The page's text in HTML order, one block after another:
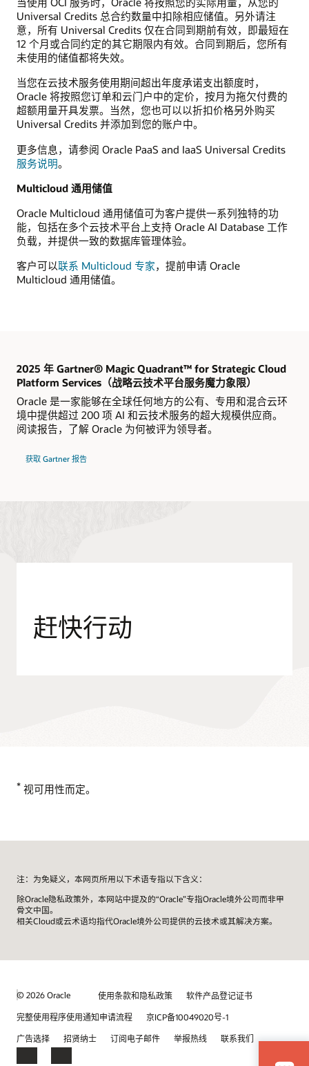
Universal Credits 总合约数量中扣除相应储值。另外请注
意，所有 Universal Credits 仅在合同到期前有效，即最短在
12 个月或合同约定的其它期限内有效。合同到期后，您所有
未使用的储值都将失效。
当您在云技术服务使用期间超出年度承诺支出额度时，
Oracle 将按照您订单和云门户中的定价，按月为拖欠付费的
超额用量开具发票。当然，您也可以以折扣价格另外购买
Universal Credits 并添加到您的账户中。
更多信息，请参阅 Oracle PaaS and IaaS Universal Credits
服务说明。
Multicloud 通用储值
Oracle Multicloud 通用储值可为客户提供一系列独特的功
能，包括在多个云技术平台上支持 Oracle AI Database 工作
负载，并提供一致的数据库管理体验。
客户可以联系 Multicloud 专家，提前申请 Oracle
Multicloud 通用储值。
2025 年 Gartner® Magic Quadrant™ for Strategic Cloud
Platform Services（战略云技术平台服务魔力象限）
Oracle 是一家能够在全球任何地方的公有、专用和混合云环
境中提供超过 200 项 AI 和云技术服务的超大规模供应商。
阅读报告，了解 Oracle 为何被评为领导者。
获取 Gartner 报告
赶快行动
* 视可用性而定。
注：为免疑义，本网页所用以下术语专指以下含义：
除Oracle隐私政策外，本网站中提及的“Oracle”专指Oracle境外公司而非甲
骨文中国。
相关Cloud或云术语均指代Oracle境外公司提供的云技术或其解决方案。
© 2026 Oracle 使用条款和隐私政策
软件产品登记证书
完整使用程序使用通知申请流程
京ICP备10049020号-1
广告选择
招贤纳士 订阅电子邮件 举报热线 联系我们